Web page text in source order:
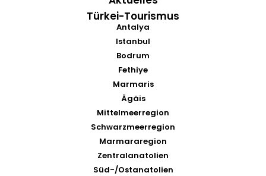
Türkei-Tourismus
Antalya
Istanbul
Bodrum
Fethiye
Marmaris
Ägäis
Mittelmeerregion
Schwarzmeerregion
Marmararegion
Zentralanatolien
Süd-/Ostanatolien